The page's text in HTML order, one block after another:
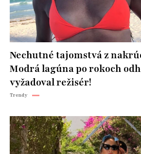
Nechutné tajomstvá z
Modrá lagúna po rokoch
vyžadoval režisér!
Trendy